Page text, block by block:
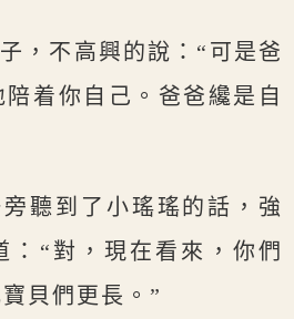
，不高興的說：“可是爸
着你自己。爸爸纔是自
聽到了小瑤瑤的話，強
：“對，現在看來，你們
貝們更長。”